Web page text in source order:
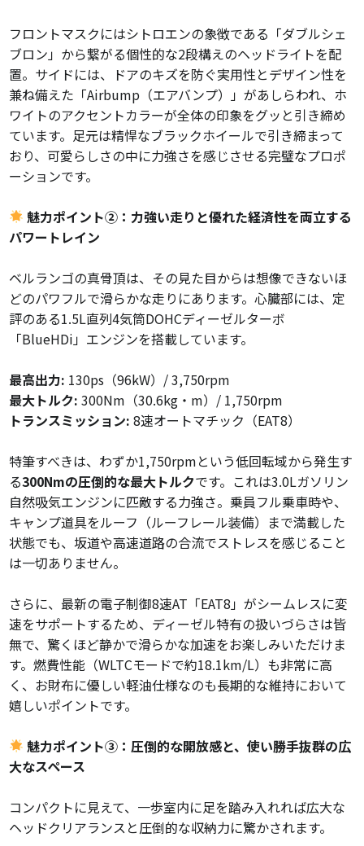
フロントマスクにはシトロエンの象徴である「ダブルシェ
ブロン」から繋がる個性的な2段構えのヘッドライトを配
置。サイドには、ドアのキズを防ぐ実用性とデザイン性を
兼ね備えた「Airbump（エアバンプ）」があしらわれ、ホ
ワイトのアクセントカラーが全体の印象をグッと引き締め
ています。足元は精悍なブラックホイールで引き締まって
おり、可愛らしさの中に力強さを感じさせる完璧なプロポ
ーションです。
魅力ポイント②：力強い走りと優れた経済性を両立する
パワートレイン
ベルランゴの真骨頂は、その見た目からは想像できないほ
どのパワフルで滑らかな走りにあります。心臓部には、定
評のある1.5L直列4気筒DOHCディーゼルターボ
「BlueHDi」エンジンを搭載しています。
最高出力: 130ps（96kW）/ 3,750rpm
最大トルク: 300Nm（30.6kg・m）/ 1,750rpm
トランスミッション: 8速オートマチック（EAT8）
特筆すべきは、わずか1,750rpmという低回転域から発生す
る300Nmの圧倒的な最大トルクです。これは3.0Lガソリン
自然吸気エンジンに匹敵する力強さ。乗員フル乗車時や、
キャンプ道具をルーフ（ルーフレール装備）まで満載した
状態でも、坂道や高速道路の合流でストレスを感じること
は一切ありません。
さらに、最新の電子制御8速AT「EAT8」がシームレスに変
速をサポートするため、ディーゼル特有の扱いづらさは皆
無で、驚くほど静かで滑らかな加速をお楽しみいただけま
す。燃費性能（WLTCモードで約18.1km/L）も非常に高
く、お財布に優しい軽油仕様なのも長期的な維持において
嬉しいポイントです。
魅力ポイント③：圧倒的な開放感と、使い勝手抜群の広
大なスペース
コンパクトに見えて、一歩室内に足を踏み入れれば広大な
ヘッドクリアランスと圧倒的な収納力に驚かされます。